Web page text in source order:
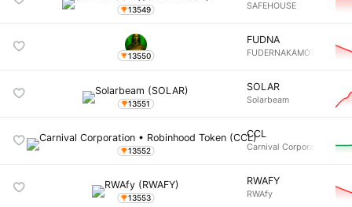
13549 SAFEHOUSE
13550
FUDNA
FUDERNAKAMOTO
13551
SOLAR
Solarbeam
13552
CCL
Carnival Corporation
13553
RWAFY
RWAfy